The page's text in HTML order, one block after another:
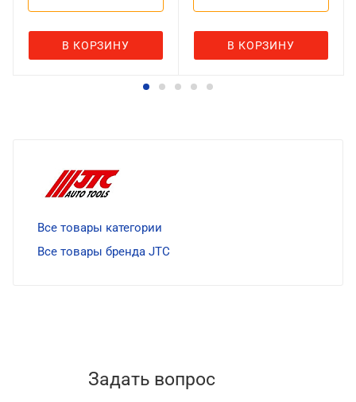
В КОРЗИНУ В КОРЗИНУ
Все товары категории
Все товары бренда JTC
Задать вопрос